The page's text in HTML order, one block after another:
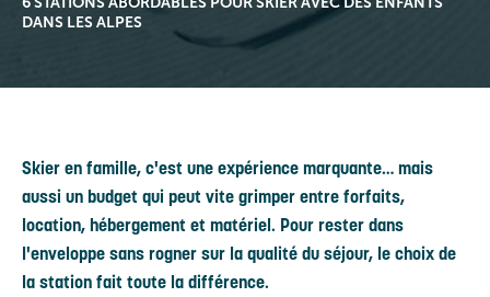
DANS LES ALPES
Skier en famille, c'est une expérience marquante… mais
aussi un budget qui peut vite grimper entre forfaits,
location, hébergement et matériel. Pour rester dans
l'enveloppe sans rogner sur la qualité du séjour, le choix de
la station fait toute la différence.